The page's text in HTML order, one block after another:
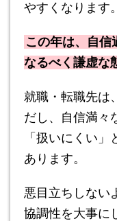
やすくなります。
この年は、自信
なるべく謙虚な
就職・転職先は
だし、自信満々
「扱いにくい
あります。
悪目立ちしない
協調性を大事に